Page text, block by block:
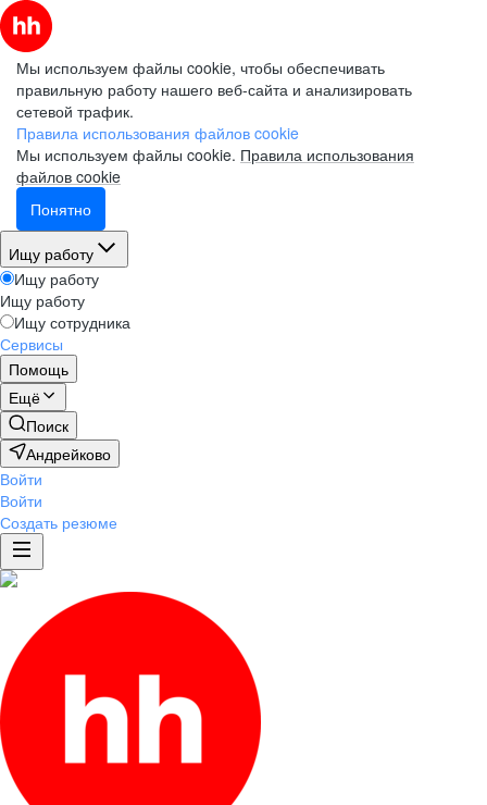
Мы используем файлы cookie, чтобы обеспечивать
правильную работу нашего веб-сайта и анализировать
сетевой трафик.
Правила использования файлов cookie
Мы используем файлы cookie. Правила использования
файлов cookie
Понятно
Ищу работу
Ищу работу
Ищу работу
Ищу сотрудника
Сервисы
Помощь
Ещё
Поиск
Андрейково
Войти
Войти
Создать резюме